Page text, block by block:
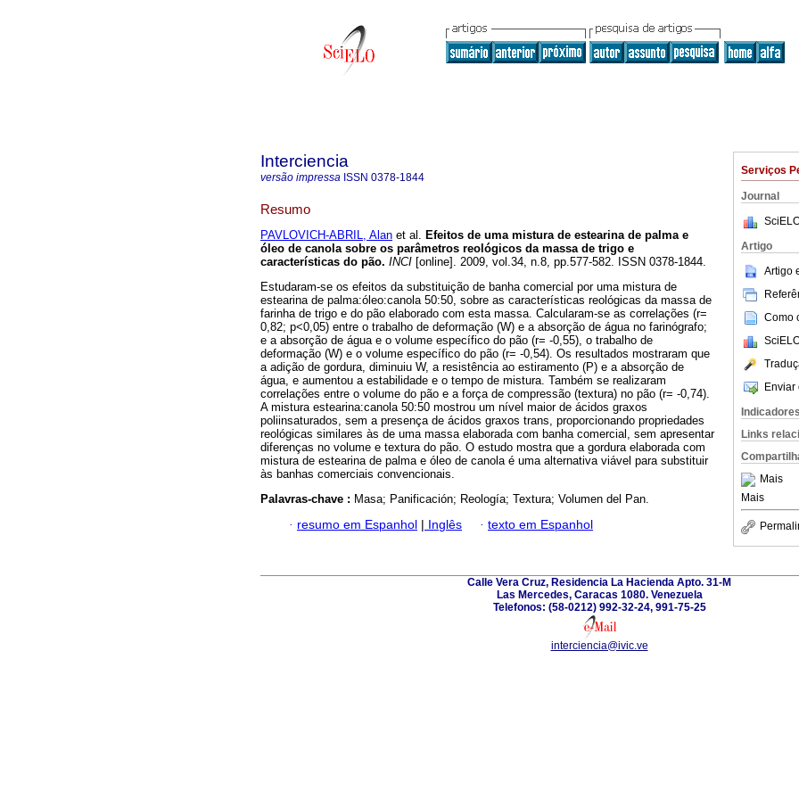
Serviços
Journal
Artigo
Artigo
Como
Enviar
Indicadores
Links
Mais
Mais
Interciencia
versão impressa ISSN 0378-1844
Resumo
PAVLOVICH-ABRIL, Alan et al. Efeitos de uma mistura de estearina de palma e
óleo de canola sobre os parâmetros reológicos da massa de trigo e
características do pão. INCI [online]. 2009, vol.34, n.8, pp.577-582. ISSN 0378-1844.
Estudaram-se os efeitos da substituição de banha comercial por uma mistura de
estearina de palma:óleo:canola 50:50, sobre as características reológicas da massa de
farinha de trigo e do pão elaborado com esta massa. Calcularam-se as correlações (r=
0,82; p<0,05) entre o trabalho de deformação (W) e a absorção de água no farinógrafo;
e a absorção de água e o volume específico do pão (r= -0,55), o trabalho de
deformação (W) e o volume específico do pão (r= -0,54). Os resultados mostraram que
a adição de gordura, diminuiu W, a resistência ao estiramento (P) e a absorção de
água, e aumentou a estabilidade e o tempo de mistura. Também se realizaram
correlações entre o volume do pão e a força de compressão (textura) no pão (r= -0,74).
A mistura estearina:canola 50:50 mostrou um nível maior de ácidos graxos
poliinsaturados, sem a presença de ácidos graxos trans, proporcionando propriedades
reológicas similares às de uma massa elaborada com banha comercial, sem apresentar
diferenças no volume e textura do pão. O estudo mostra que a gordura elaborada com
mistura de estearina de palma e óleo de canola é uma alternativa viável para substituir
às banhas comerciais convencionais.
Palavras-chave : Masa; Panificación; Reología; Textura; Volumen del Pan.
· resumo em Espanhol | Inglês · texto em Espanhol
Calle Vera Cruz, Residencia La Hacienda Apto. 31-M
Las Mercedes, Caracas 1080. Venezuela
Telefonos: (58-0212) 992-32-24, 991-75-25
interciencia@ivic.ve